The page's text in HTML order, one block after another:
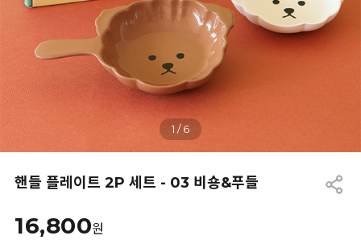
1 /6
핸들 플레이트 2P 세트 - 03 비숑&푸들
16,800원